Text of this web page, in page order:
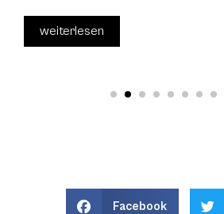
weiterlesen
Facebook